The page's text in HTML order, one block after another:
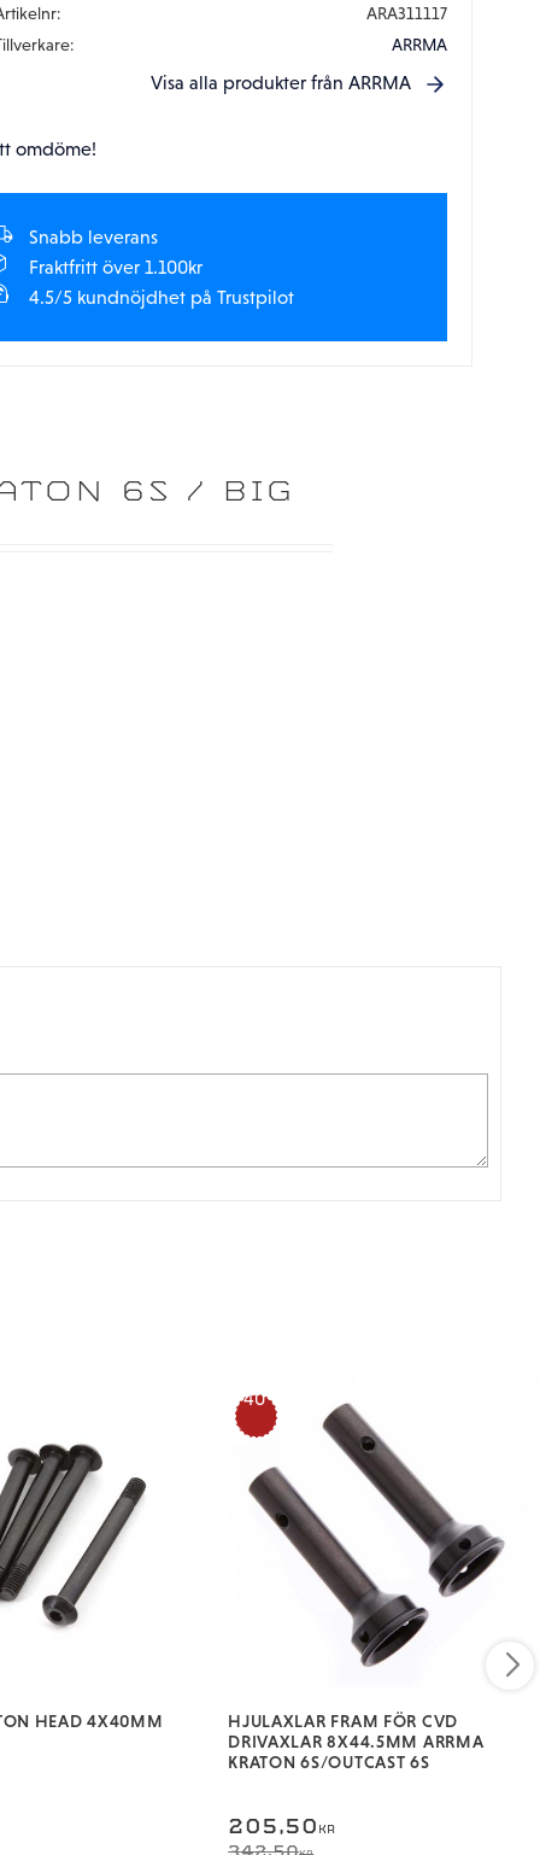
ARA311117
ARRMA
Visa alla produkter från ARRMA
omdöme!
Snabb leverans
Fraktfritt över 1.100kr
4.5/5 kundnöjdhet på Trustpilot
6S / BIG
HEAD 4X40MM
HJULAXLAR FRAM FÖR CVD
DRIVAXLAR 8X44.5MM ARRMA
KRATON 6S/OUTCAST 6S
205,50 KR
342,50
40
%